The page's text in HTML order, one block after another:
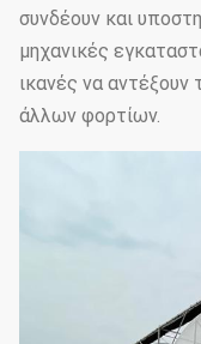
συνδέουν και
μηχανικές
ικανές να αντέξουν
άλλων φορτίων.